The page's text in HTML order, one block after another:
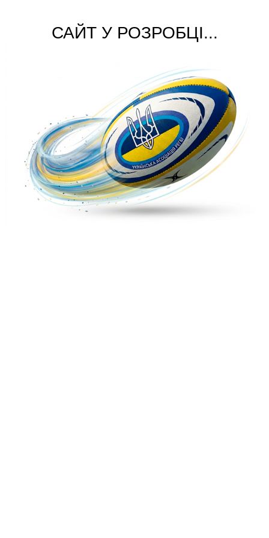
САЙТ У РОЗРОБЦІ...